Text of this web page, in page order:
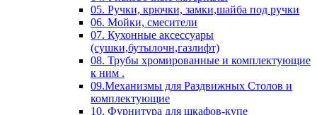
05. Ручки, крючки, замки,шайба под ручки
06. Мойки, смесители
07. Кухонные аксессуары
(сушки,бутылочн,газлифт)
08. Трубы хромированные и комплектующие
к ним .
09.Механизмы для Раздвижных Столов и
комплектующие
10. Фурнитура для шкафов-купе